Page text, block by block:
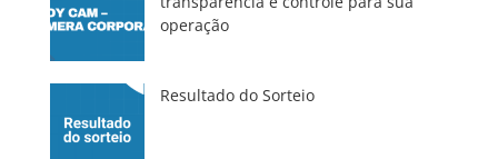
operação
Resultado do Sorteio